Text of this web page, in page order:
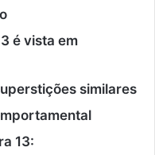
é vista em
similares
13: